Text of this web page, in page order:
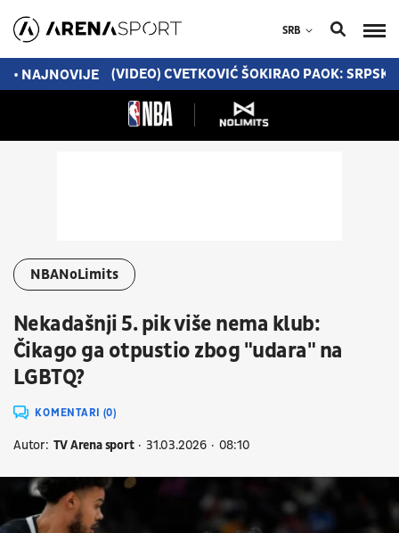
SRB
• NAJNOVIJE
NA STAZU (VIDEO) CVETKOVIĆ ŠOKIRAO PAOK:
NBANoLimits
Nekadašnji 5. pik više nema klub:
Čikago ga otpustio zbog "udara" na
LGBTQ?
KOMENTARI (0)
Autor: TV Arena sport 31.03.2026 08:10